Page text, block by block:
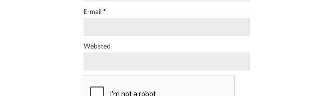
E-mail *
Websted